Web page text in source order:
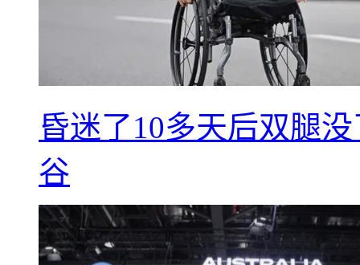
昏迷了10多天后双腿
谷